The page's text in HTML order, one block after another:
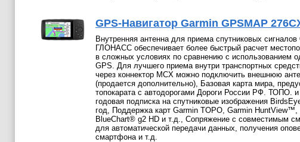
GPS-Навигатор Garmin GPSMAP
Внутренняя антенна для приема спутниковых сигналов
ГЛОНАСС обеспечивает более быстрый расчет
в сложных условиях по сравнению с использованием
GPS. Для лучшего приема внутри транспортных
через коннектор MCX можно подключить внешнюю
(продается дополнительно), Базовая карта мира,
топокарата с автодорогами Дороги России РФ. ТОПО. и
годовая подписка на спутниковые изображения
год, Поддержка карт Garmin TOPO, Garmin HuntView™,
BlueChart® g2 HD и т.д., Сопряжение с совместимым
для автоматической передачи данных, получения
смартфона и т.д.